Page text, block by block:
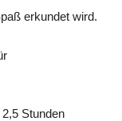
erkundet wird.
Stunden